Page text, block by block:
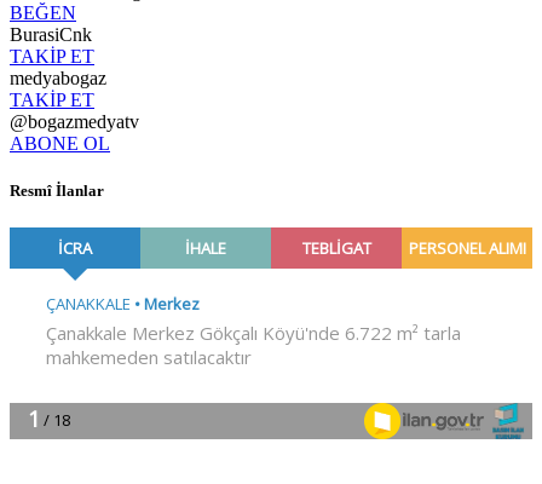
BEĞEN
BurasiCnk
TAKİP ET
medyabogaz
TAKİP ET
@bogazmedyatv
ABONE OL
Resmî İlanlar